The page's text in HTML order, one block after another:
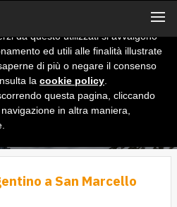
a San Marcello
x
da questo utilizzati si avvalgono
ed utili alle finalità illustrate
di più o negare il consenso
la cookie policy
questa pagina, cliccando
in altra maniera,